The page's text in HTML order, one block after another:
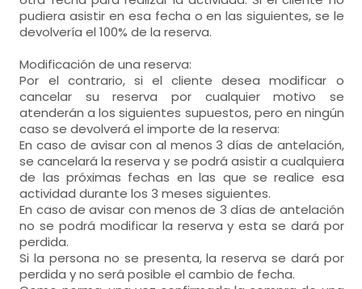
pudiera asistir en esa fecha o en las siguientes, se le
devolvería el 100% de la reserva.
Modificación de una reserva:
Por el contrario, si el cliente desea modificar o
cancelar su reserva por cualquier motivo se
atenderán a los siguientes supuestos, pero en ningún
caso se devolverá el importe de la reserva:
En caso de avisar con al menos 3 días de antelación,
se cancelará la reserva y se podrá asistir a cualquiera
de las próximas fechas en las que se realice esa
actividad durante los 3 meses siguientes.
En caso de avisar con menos de 3 días de antelación
no se podrá modificar la reserva y esta se dará por
perdida.
Si la persona no se presenta, la reserva se dará por
perdida y no será posible el cambio de fecha.